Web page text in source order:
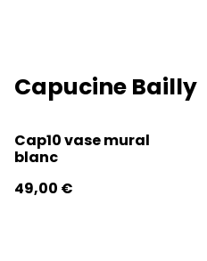
Capucine Bailly
Cap10 vase mural
blanc
49,00 €